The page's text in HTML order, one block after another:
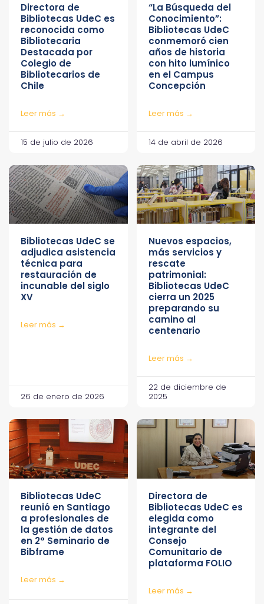
Directora de
Bibliotecas UdeC es
reconocida como
Bibliotecaria
Destacada por
Colegio de
Bibliotecarios de
Chile
Leer más →
15 de julio de 2026
“La Búsqueda del
Conocimiento”:
Bibliotecas UdeC
conmemoró cien
años de historia
con hito lumínico
en el Campus
Concepción
Leer más →
14 de abril de 2026
Bibliotecas UdeC se
adjudica asistencia
técnica para
restauración de
incunable del siglo
XV
Leer más →
26 de enero de 2026
Nuevos espacios,
más servicios y
rescate
patrimonial:
Bibliotecas UdeC
cierra un 2025
preparando su
camino al
centenario
Leer más →
22 de diciembre de
2025
Bibliotecas UdeC
reunió en Santiago
a profesionales de
la gestión de datos
en 2° Seminario de
Bibframe
Leer más →
Directora de
Bibliotecas UdeC es
elegida como
integrante del
Consejo
Comunitario de
plataforma FOLIO
Leer más →